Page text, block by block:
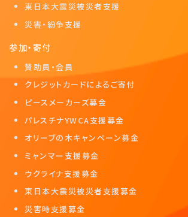
東日本大震災被災者支援
災害・紛争支援
参加・寄付
賛助員・会員
クレジットカードによるご寄付
ピースメーカーズ募金
パレスチナYWCA支援募金
オリーブの木キャンペーン募金
ミャンマー支援募金
ウクライナ支援募金
東日本大震災被災者支援募金
災害時支援募金